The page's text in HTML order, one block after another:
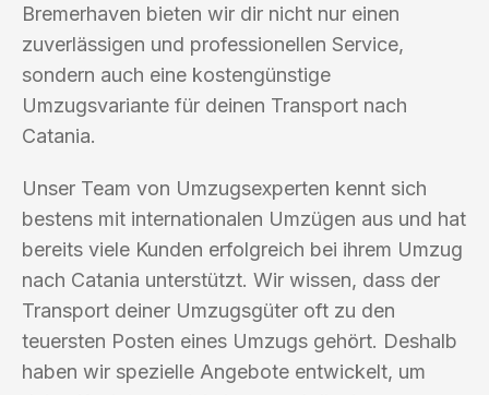
Bremerhaven bieten wir dir nicht nur einen
zuverlässigen und professionellen Service,
sondern auch eine kostengünstige
Umzugsvariante für deinen Transport nach
Catania.
Unser Team von Umzugsexperten kennt sich
bestens mit internationalen Umzügen aus und hat
bereits viele Kunden erfolgreich bei ihrem Umzug
nach Catania unterstützt. Wir wissen, dass der
Transport deiner Umzugsgüter oft zu den
teuersten Posten eines Umzugs gehört. Deshalb
haben wir spezielle Angebote entwickelt, um